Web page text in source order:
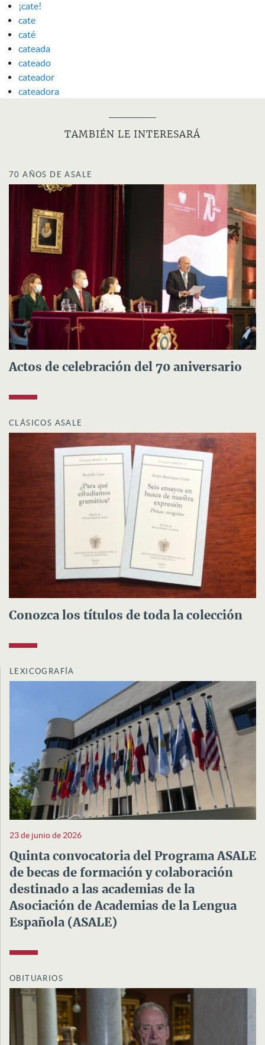
¡cate!
cate
caté
cateada
cateado
cateador
cateadora
TAMBIÉN LE INTERESARÁ
70 AÑOS DE ASALE
Actos de celebración del 70 aniversario
CLÁSICOS ASALE
Conozca los títulos de toda la colección
LEXICOGRAFÍA
23 de junio de 2026
Quinta convocatoria del Programa ASALE
de becas de formación y colaboración
destinado a las academias de la
Asociación de Academias de la Lengua
Española (ASALE)
OBITUARIOS